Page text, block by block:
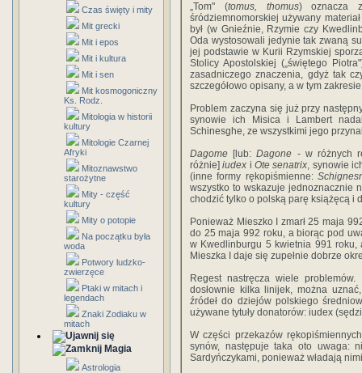
Czas święty i mity
Mit grecki
Mit i epos
Mit i kultura
Mit i sen
Mit kosmogoniczny
Ks. Rodz.
Mitologia w historii
kultury
Mitologie Czarnej
Afryki
Mitoznawstwo
starożytne
Mity - część
kultury
Mity o potopie
Na początku była
woda
Potwory ludzko-
zwierzęce
Ptaki w mitach i
legendach
Znaki Zodiaku w
mitach
Magia
Astrologia
„Tom" (tomus, thomus) oznacza
śródziemnomorskiej używany
był (w Gnieźnie, Rzymie czy
Oda wystosowali jedynie tak zwaną
jej podstawie w Kurii Rzymskiej
Stolicy Apostolskiej („świętego
zasadniczego znaczenia, gdyż tak
szczegółowo opisany, a w tym
Problem zaczyna się już przy
synowie ich Misica i Lambert
Schinesghe, ze wszystkimi jego
Dagome [lub:Dagone - w różnych
różnie]iudex i Ote senatrix, synowie
(inne formy rękopiśmienne:
wszystko to wskazuje jednoznacznie
chodzić tylko o polską parę książęcą i
Ponieważ Mieszko I zmarł 25 maja
do 25 maja 992 roku, a biorąc pod
w Kwedlinburgu 5 kwietnia 991 roku,
Mieszka I daje się zupełnie dobrze
Regest nastręcza wiele
dosłownie kilka linijek, można
źródeł do dziejów polskiego
używane tytuły donatorów: iudex
W części przekazów
synów, następuje taka oto uwaga:
Sardyńczykami, ponieważ władają